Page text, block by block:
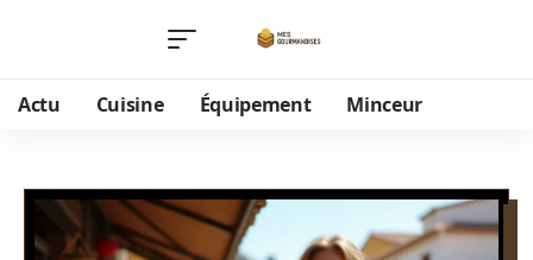
Actu Cuisine Équipement Minceur